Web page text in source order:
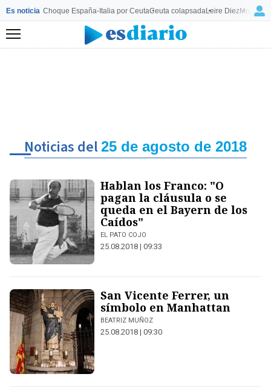
Es noticia Choque España-Italia por CeutaCeuta colapsadaLeire Diez
Menú
Noticias del25 de agosto de 2018
Hablan los Franco: "O
pagan la cláusula o se
queda en el Bayern de los
Caídos"
EL PATO COJO
25.08.2018 | 09:33
San Vicente Ferrer, un
símbolo en Manhattan
BEATRIZ MUÑOZ
25.08.2018 | 09:30